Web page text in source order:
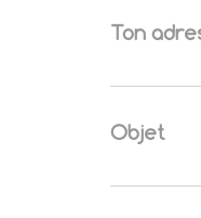
Ton
Objet